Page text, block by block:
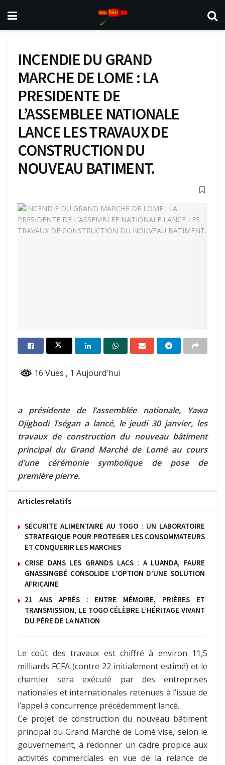
INCENDIE DU GRAND
MARCHE DE LOME : LA
PRESIDENTE DE
L’ASSEMBLEE NATIONALE
LANCE LES TRAVAUX DE
CONSTRUCTION DU
NOUVEAU BATIMENT.
16 Vues , 1 Aujourd'hui
a présidente de l’assemblée nationale, Yawa
Djigbodi Tségan a lancé, le jeudi 30 janvier, les
travaux de construction du nouveau bâtiment
principal du Grand Marché de Lomé au cours
d’une cérémonie symbolique de pose de
première pierre.
Articles relatifs
SECURITE ALIMENTAIRE AU TOGO : UN LABORATOIRE
STRATEGIQUE POUR PROTEGER LES CONSOMMATEURS
ET CONQUERIR LES MARCHES
CRISE DANS LES GRANDS LACS : A LUANDA, FAURE
GNASSINGBÉ CONSOLIDE L’OPTION D’UNE SOLUTION
AFRICAINE
21 ANS APRÈS : ENTRE MÉMOIRE, PRIÈRES ET
TRANSMISSION, LE TOGO CÉLÈBRE L’HÉRITAGE VIVANT
DU PÈRE DE LA NATION
Le coût des travaux est chiffré à environ 11,5
milliards FCFA (contre 22 initialement estimé) et le
chantier sera exécuté par des entreprises
nationales et internationales retenues à l’issue de
l’appel à concurrence précédemment lancé.
Ce projet de construction du nouveau bâtiment
principal du Grand Marché de Lomé vise, selon le
gouvernement, à redonner un cadre propice aux
activités commerciales en vue de la relance de